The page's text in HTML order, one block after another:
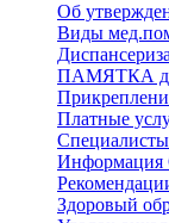
Об
Виды
ПАМЯТКА для
Платные
Здоровый